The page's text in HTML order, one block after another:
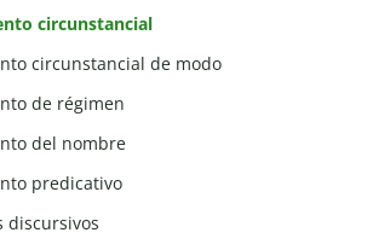
circunstancial
circunstancial de modo
de régimen
del nombre
predicativo
discursivos